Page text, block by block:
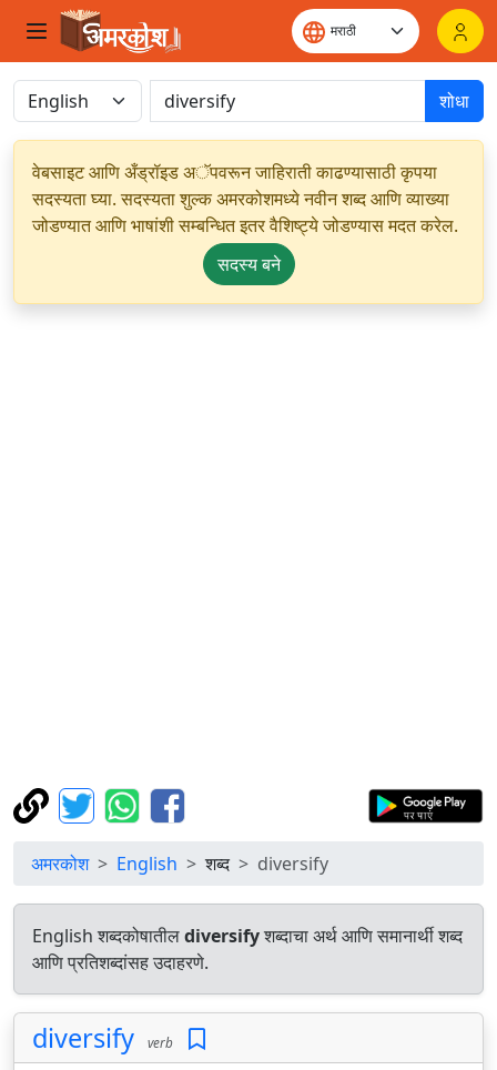
शोधा
वेबसाइट आणि अँड्रॉइड अॅपवरून जाहिराती काढण्यासाठी कृपया
सदस्यता घ्या. सदस्यता शुल्क अमरकोशमध्ये नवीन शब्द आणि व्याख्या
जोडण्यात आणि भाषांशी सम्बन्धित इतर वैशिष्ट्ये जोडण्यास मदत करेल.
सदस्य बने
अमरकोश English शब्द diversify
English शब्दकोषातीलdiversifyशब्दाचा अर्थ आणि समानार्थी शब्द
आणि प्रतिशब्दांसह उदाहरणे.
diversify verb